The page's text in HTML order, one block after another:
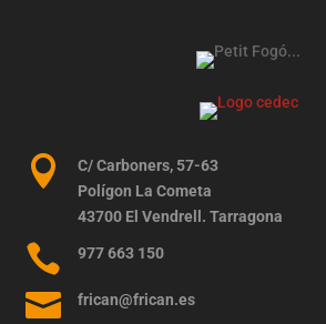

C/ Carboners, 57-63
Polígon La Cometa
43700 El Vendrell. Tarragona
 977 663 150
 frican@frican.es